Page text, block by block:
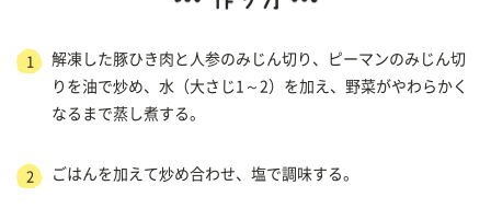
1
解凍した豚ひき肉と人参のみじん切り、ピーマンのみじん切
りを油で炒め、水（大さじ1～2）を加え、野菜がやわらかく
なるまで蒸し煮する。
2 ごはんを加えて炒め合わせ、塩で調味する。